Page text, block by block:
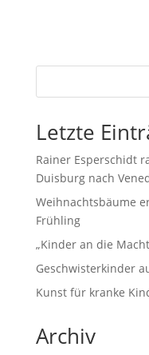
Letzte
Rainer Esperschidt
Duisburg nach
Weihnachtsbäume
Frühling
„Kinder an die
Geschwisterkinder
Kunst für kranke
Archiv